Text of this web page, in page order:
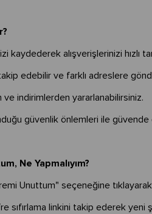
kaydederek alışverişlerinizi hızlı
edebilir ve farklı adreslere
indirimlerden yararlanabilirsiniz.
güvenlik önlemleri ile güvende
Ne Yapmalıyım?
Unuttum" seçeneğine
sıfırlama linkini takip ederek yeni